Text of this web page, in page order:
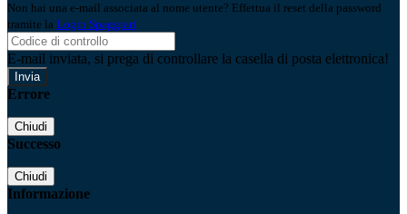
Non hai una e-mail associata al nome utente? Effettua il reset della password
tramite la Login Spaggiari
E-mail inviata, si prega di controllare la casella di posta elettronica!
Errore
Chiudi
Successo
Chiudi
Informazione